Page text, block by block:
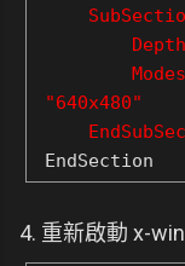
Depth
Modes
"640x480"
EndSection
4. 重新啟動 x-